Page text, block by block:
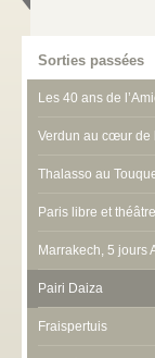
Sorties passées
Les 40 ans de
Verdun au cœur de
Thalasso au
Paris libre et
Marrakech, 5 jours
Pairi Daiza
Fraispertuis